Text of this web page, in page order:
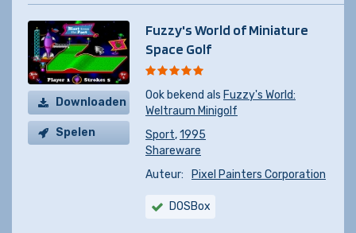
Downloaden
Spelen
Fuzzy's World of Miniature
Space Golf
Ook bekend als Fuzzy's World:
Weltraum Minigolf
Sport,1995
Shareware
Auteur:
Pixel Painters Corporation
DOSBox